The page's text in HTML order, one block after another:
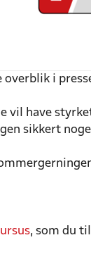
i
vil have
sikkert
, som du